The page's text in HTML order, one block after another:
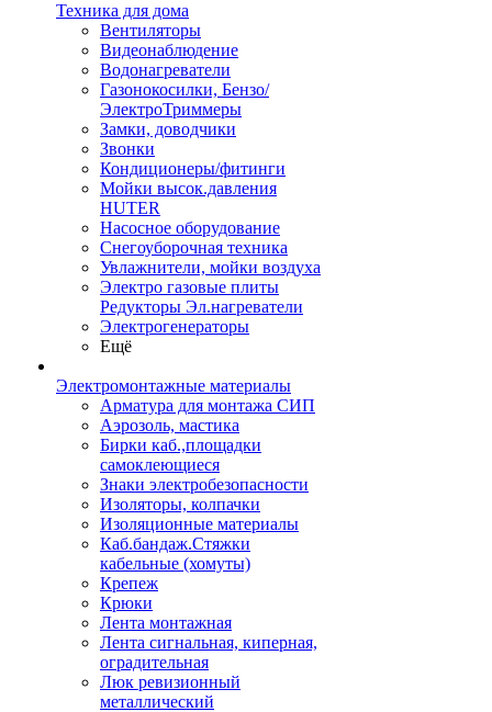
Техника для дома
Вентиляторы
Видеонаблюдение
Водонагреватели
Газонокосилки, Бензо/
ЭлектроТриммеры
Замки, доводчики
Звонки
Кондиционеры/фитинги
Мойки высок.давления
HUTER
Насосное оборудование
Снегоуборочная техника
Увлажнители, мойки воздуха
Электро газовые плиты
Редукторы Эл.нагреватели
Электрогенераторы
Ещё
Электромонтажные материалы
Арматура для монтажа СИП
Аэрозоль, мастика
Бирки каб.,площадки
самоклеющиеся
Знаки электробезопасности
Изоляторы, колпачки
Изоляционные материалы
Каб.бандаж.Стяжки
кабельные (хомуты)
Крепеж
Крюки
Лента монтажная
Лента сигнальная, киперная,
оградительная
Люк ревизионный
металлический